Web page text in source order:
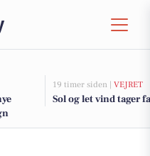
19 timer siden | VEJRET
Sol og let vind tager